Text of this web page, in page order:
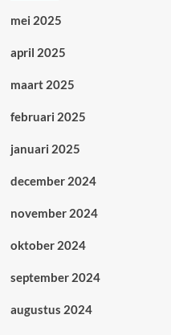
mei 2025
april 2025
maart 2025
februari 2025
januari 2025
december 2024
november 2024
oktober 2024
september 2024
augustus 2024